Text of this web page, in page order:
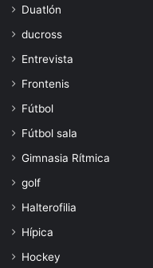
Duatlón
ducross
Entrevista
Frontenis
Fútbol
Fútbol sala
Gimnasia Rítmica
golf
Halterofilia
Hípica
Hockey